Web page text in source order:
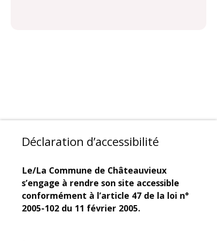
Déclaration d’accessibilité
Le/La Commune de Châteauvieux
s’engage à rendre son site accessible
conformément à l’article 47 de la loi n°
2005-102 du 11 février 2005.